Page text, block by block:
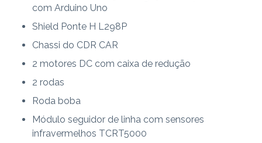
com Arduino Uno
Shield Ponte H L298P
Chassi do CDR CAR
2 motores DC com caixa de redução
2 rodas
Roda boba
Módulo seguidor de linha com sensores
infravermelhos TCRT5000